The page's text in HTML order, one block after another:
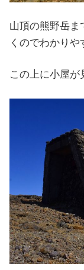
山頂の熊野岳ま
くのでわかりや
この上に小屋が